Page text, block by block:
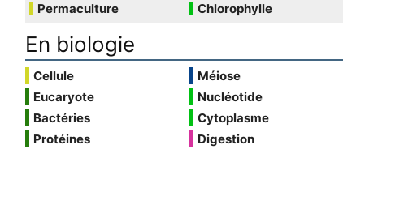
Permaculture
Chlorophylle
En biologie
Cellule
Eucaryote
Bactéries
Protéines
Méiose
Nucléotide
Cytoplasme
Digestion